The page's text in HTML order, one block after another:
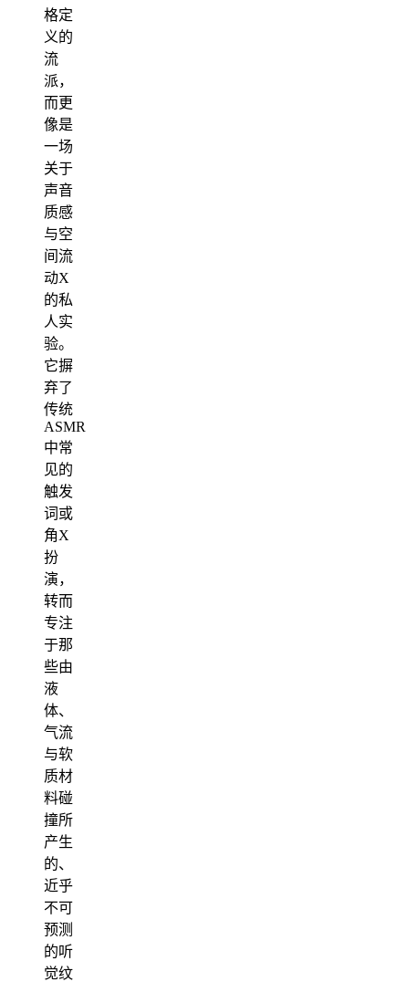
格定
义的
流
派，
而更
像是
一场
关于
声音
质感
与空
间流
动X
的私
人实
验。
它摒
弃了
传统
ASMR
中常
见的
触发
词或
角X
扮
演，
转而
专注
于那
些由
液
体、
气流
与软
质材
料碰
撞所
产生
的、
近乎
不可
预测
的听
觉纹